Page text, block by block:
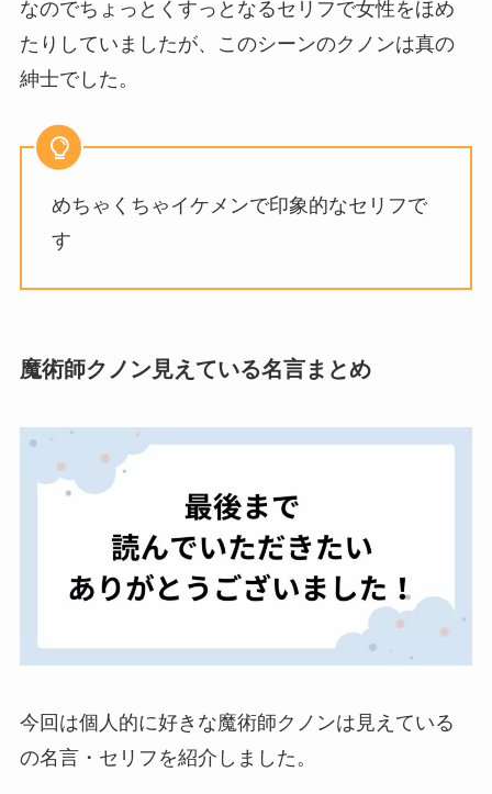
なのでちょっとくすっとなるセリフで女性をほめ
たりしていましたが、このシーンのクノンは真の
紳士でした。
めちゃくちゃイケメンで印象的なセリフで
す
魔術師クノン見えている名言まとめ
今回は個人的に好きな魔術師クノンは見えている
の名言・セリフを紹介しました。